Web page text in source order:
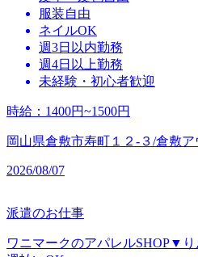
服装自由
ネイルOK
週3日以内勤務
週4日以上勤務
未経験・初心者歓迎
時給 ： 1400円~1500円
岡山県倉敷市寿町１２‐３/倉敷ア
2026/08/07
派遣のお仕事
ワニマークのアパレルSHOP▼り